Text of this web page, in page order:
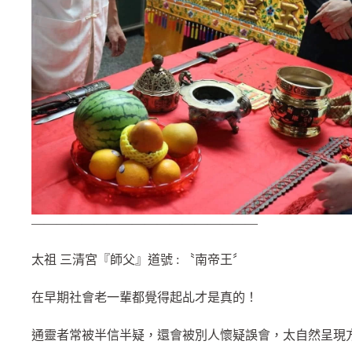
——————————————————
太祖 三清宮『師父』道號 : 〝南帝王〞
在早期社會老一輩都覺得起乩才是真的！
通靈者常被半信半疑，還會被別人懷疑誤會，太自然呈現